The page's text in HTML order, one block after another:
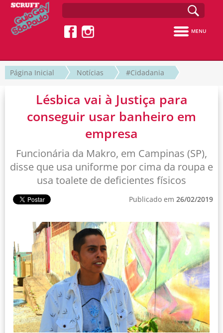
MENU
Página Inicial Notícias #Cidadania
Lésbica vai à Justiça para
conseguir usar banheiro em
empresa
Funcionária da Makro, em Campinas (SP),
disse que usa uniforme por cima da roupa e
usa toalete de deficientes físicos
Publicado em 26/02/2019